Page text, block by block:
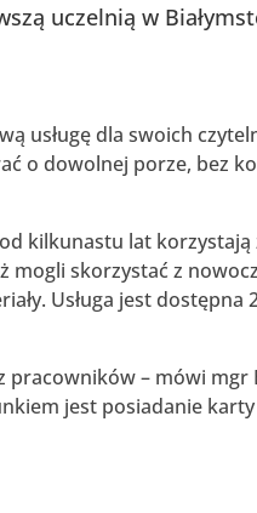
uczelnią w
usługę dla swoich
o dowolnej porze, bez
kilkunastu lat
skorzystać z
Usługa jest dostępna
– mówi mgr
jest posiadanie